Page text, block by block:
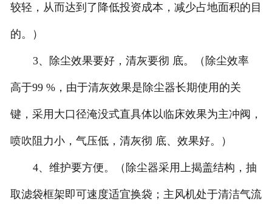
较轻，从而达到了降低投资成本，减少占地面积的目
的。）
3、除尘效果要好，清灰要彻 底。（除尘效率
高于99 %，由于清灰效果是除尘器长期使用的关
键，采用大口径淹没式直具体以临床效果为主冲阀，
喷吹阻力小，气压低，清灰彻 底、效果好。）
4、维护要方便。（除尘器采用上揭盖结构，抽
取滤袋框架即可速度适宜换袋；主风机处于清洁气流